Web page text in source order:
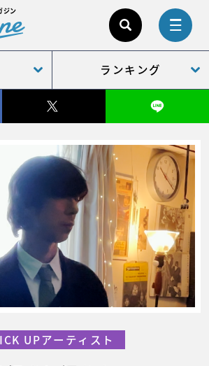
ジン
ランキング
UPアーティスト